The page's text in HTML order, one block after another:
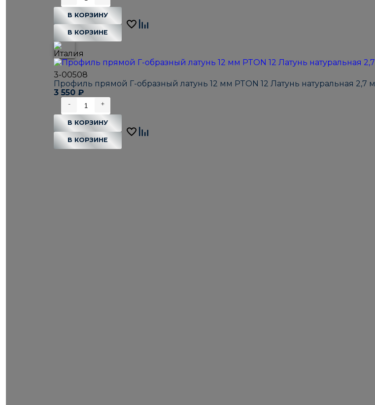
В КОРЗИНУ
В КОРЗИНЕ
3-00508
Профиль прямой Г-образный латунь 12 мм PTON 12 Латунь натуральная 2,7 м
3 550 ₽
- +
В КОРЗИНУ
В КОРЗИНЕ